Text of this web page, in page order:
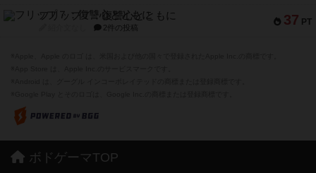
37 PT
フリップ７：復讐心とともに
2件の投稿
ボドゲーマTOP